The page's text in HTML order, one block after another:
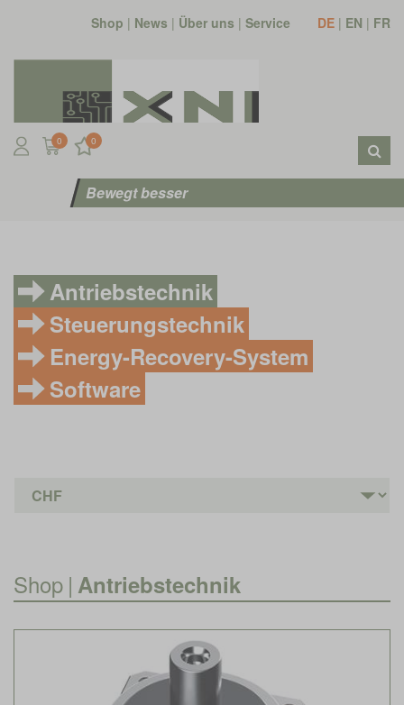
Shop | News | Über uns | Service DE | EN | FR
0 0
Bewegt besser
Antriebstechnik
Steuerungstechnik
Energy-Recovery-System
Software
Shop | Antriebstechnik